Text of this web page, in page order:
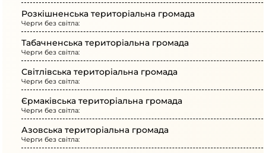
Розкішненська територіальна громада
Черги без світла:
Табачненська територіальна громада
Черги без світла:
Світлівська територіальна громада
Черги без світла:
Єрмаківська територіальна громада
Черги без світла:
Азовська територіальна громада
Черги без світла: